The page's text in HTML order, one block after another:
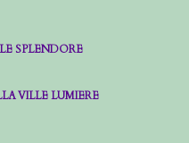
SPLENDORE
VILLE LUMIERE